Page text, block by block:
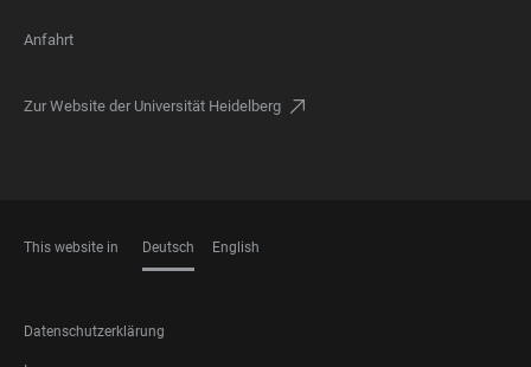
Anfahrt
Zur Website der Universität Heidelberg
This website in Deutsch English
FOOTER
LEGAL
Datenschutzerklärung